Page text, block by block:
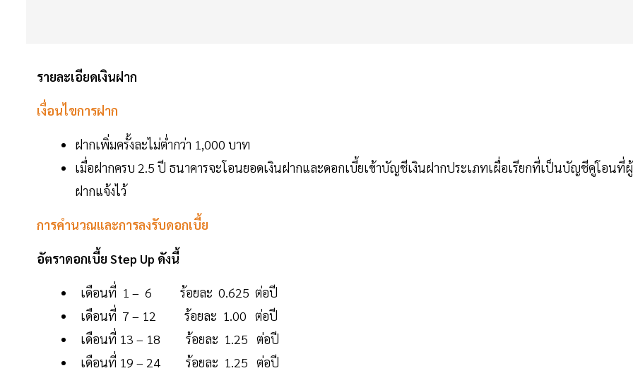
รายละเอียดเงินฝาก
เงื่อนไขการฝาก
ฝากเพิ่มครั้งละไม่ต่ำกว่า 1,000 บาท
เมื่อฝากครบ 2.5 ปี ธนาคารจะโอนยอดเงินฝากและดอกเบี้ยเข้าบัญชีเงินฝากประเภทเผื่อเรียกที่เป็นบัญชีคู่โอนที่ผู้
ฝากแจ้งไว้
การคำนวณและการลงรับดอกเบี้ย
อัตราดอกเบี้ย Step Up ดังนี้
เดือนที่ 1 – 6 ร้อยละ 0.625 ต่อปี
เดือนที่ 7 – 12 ร้อยละ 1.00 ต่อปี
เดือนที่ 13 – 18 ร้อยละ 1.25 ต่อปี
เดือนที่ 19 – 24 ร้อยละ 1.25 ต่อปี